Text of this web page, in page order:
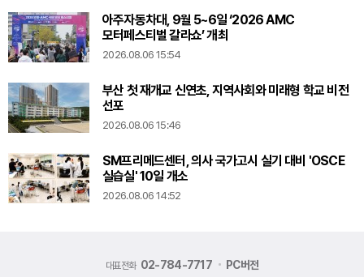
아주자동차대, 9월 5~6일 ‘2026 AMC
모터페스티벌 갈라쇼’ 개최
2026.08.06 15:54
부산 첫 재개교 신연초, 지역사회와 미래형 학교 비전
선포
2026.08.06 15:46
SM프리메드센터, 의사 국가고시 실기 대비 'OSCE
실습실' 10일 개소
2026.08.06 14:52
대표전화 02-784-7717 PC버전